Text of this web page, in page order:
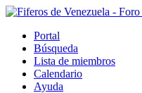
Portal
Búsqueda
Lista de miembros
Calendario
Ayuda